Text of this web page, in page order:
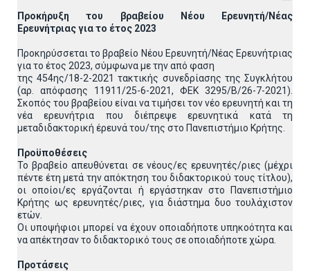
Προκήρυξη του βραβείου Νέου Ερευνητή/Νέας
Ερευνήτριας για το έτος 2023
Προκηρύσσεται το βραβείο Νέου Ερευνητή/Νέας Ερευνήτριας
για το έτος 2023, σύμφωνα με την από φαση
της 454ης/18-2-2021 τακτικής συνεδρίασης της Συγκλήτου
(αρ. απόφασης 11911/25-6-2021, ΦΕΚ 3295/Β/26-7-2021).
Σκοπός του βραβείου είναι να τιμήσει τον νέο ερευνητή και τη
νέα ερευνήτρια που διέπρεψε ερευνητικά κατά τη
μεταδιδακτορική έρευνά του/της στο Πανεπιστήμιο Κρήτης.
Προϋποθέσεις
Το βραβείο απευθύνεται σε νέους/ες ερευνητές/ριες (μέχρι
πέντε έτη μετά την απόκτηση του διδακτορικού τους τίτλου),
οι οποίοι/ες εργάζονται ή εργάστηκαν στο Πανεπιστήμιο
Κρήτης ως ερευνητές/ριες, για διάστημα δυο τουλάχιστον
ετών.
Οι υποψήφιοι μπορεί να έχουν οποιαδήποτε υπηκοότητα και
να απέκτησαν το διδακτορικό τους σε οποιαδήποτε χώρα.
Προτάσεις